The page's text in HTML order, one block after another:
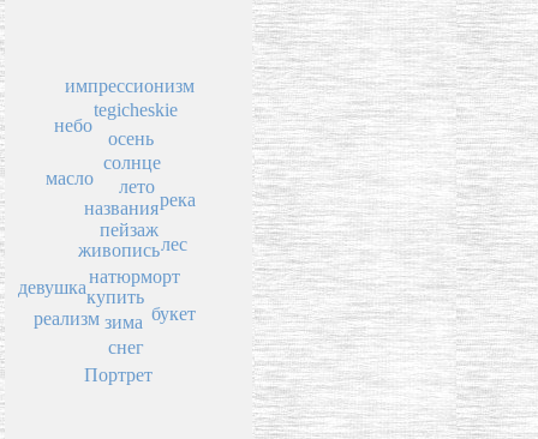
пейзаж
названия
живопись
лето
натюрморт
купить
солнце
лес
зима
осень
букет
масло
река
снег
tegicheskie
реализм
небо
импрессионизм
Портрет
девушка